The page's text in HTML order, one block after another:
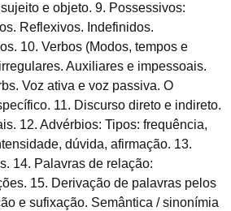
e objeto. 9. Possessivos:
Reflexivos. Indefinidos.
10. Verbos (Modos, tempos e
Auxiliares e impessoais.
Voz ativa e voz passiva. O
11. Discurso direto e indireto.
12. Advérbios: Tipos: frequência,
dúvida, afirmação. 13.
14. Palavras de relação:
15. Derivação de palavras pelos
e sufixação. Semântica / sinonímia